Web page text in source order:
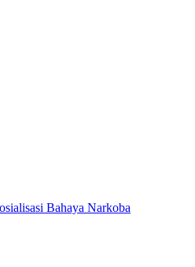
Bahaya Narkoba